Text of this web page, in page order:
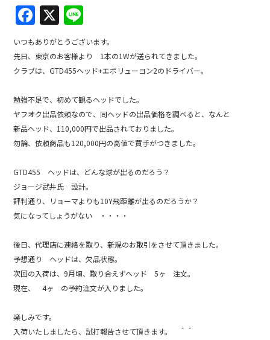
F
a
c
e
b
o
o
k
X
n
e
いつもありがとうございます。
先日、東京のお客様より 1本の1Wが送られてきました。
クラブは、GTD455ヘッド+エボリューヨン2のドライバー。
勉強不足で、初めて観るヘッドでした。
ヤフオク出品依頼なので、同ヘッドの出品価格を調べると、なんと
新品ヘッド、110,000円で出品されておりました。
勿論、依頼商品も120,000円の高値で買手がつきました。
GTD455 ヘッドは、どんな球が出るのだろう？
ジョージ武井氏 設計。
評判通り、リョーマよりも10Y飛距離が出るのだろうか？
気になってしょうがない ・・・・
後日、代理店に連絡を取り、新規のお取引をさせて頂きました。
予想通り ヘッドは、欠品状態。
次回の入荷は、9月頃、取り合えずヘッド 5ヶ 注文。
現在、 4ヶ の予約注文が入りました。
楽しみです。
入荷いたしましたら、試打報告させて頂きます。 ＾＾